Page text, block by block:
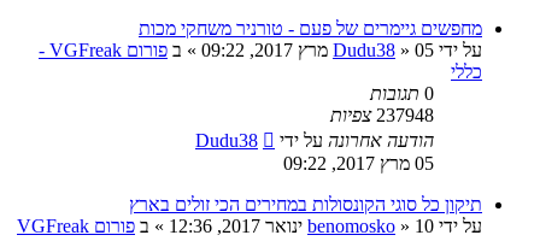
מחפשים גיימרים של פעם - טורניר משחקי מכות
על ידי
Dudu38 » 05 מרץ 2017, 09:22 » ב
פורום VGFreak -
כללי
0 תגובות
237948 צפיות
הודעה אחרונה על ידי
Dudu38
05 מרץ 2017, 09:22
תיקון כל סוגי הקונסולות במחירים הכי זולים בארץ
על ידי
benomosko » 10 ינואר 2017, 12:36 » ב
פורום VGFreak